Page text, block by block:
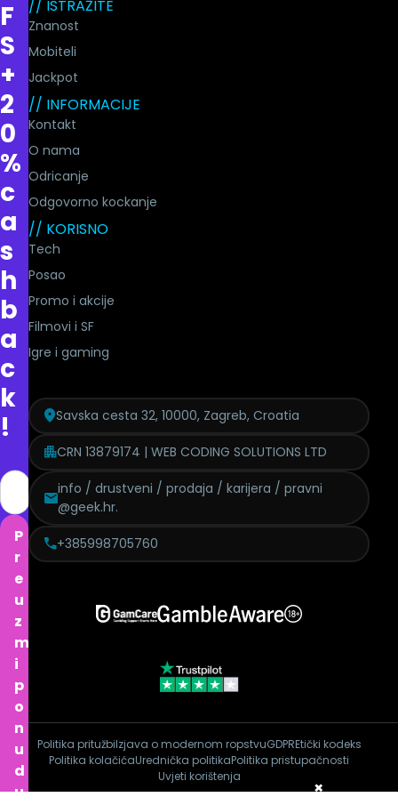
×
F
S
+
2
0
%
c
a
s
h
b
a
c
k
!
P
r
e
u
z
m
i
p
o
n
u
d
u
// ISTRAŽITE
Znanost
Mobiteli
Jackpot
// INFORMACIJE
Kontakt
O nama
Odricanje
Odgovorno kockanje
// KORISNO
Tech
Posao
Promo i akcije
Filmovi i SF
Igre i gaming
Savska cesta 32, 10000, Zagreb, Croatia
CRN 13879174 | WEB CODING SOLUTIONS LTD
info / drustveni / prodaja / karijera / pravni
@geek.hr.
+385998705760
Politika pritužbiIzjava o modernom ropstvuGDPREtički kodeks
Politika kolačićaUrednička politikaPolitika pristupačnosti
Uvjeti korištenja